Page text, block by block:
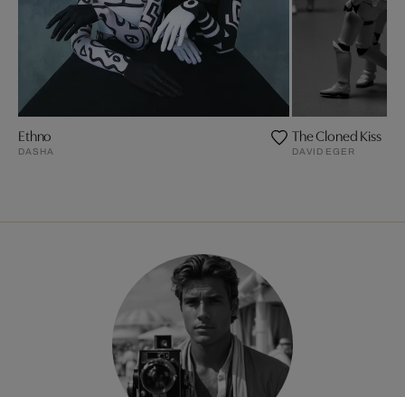
Ethno
DASHA
The Cloned Kiss
DAVID EGER